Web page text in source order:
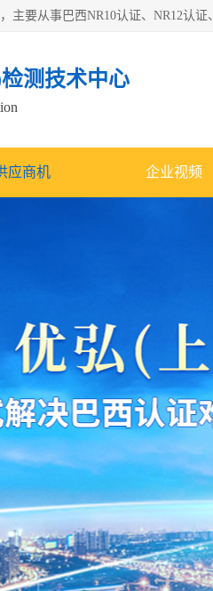
测技术中心
应商机 企业视频